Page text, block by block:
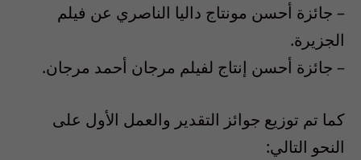
– جائزة أحسن مونتاج داليا الناصري عن فيلم
الجزيرة.
– جائزة أحسن إنتاج لفيلم مرجان أحمد مرجان.
كما تم توزيع جوائز التقدير والعمل الأول على
النحو التالي: